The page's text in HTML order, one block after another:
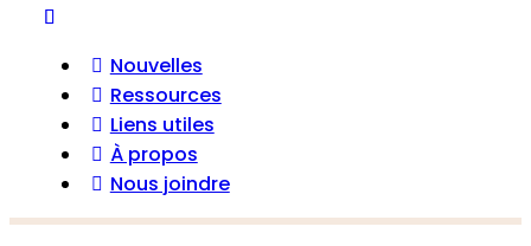
Nouvelles
Ressources
Liens utiles
À propos
Nous joindre